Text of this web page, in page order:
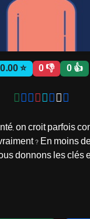
👍 0
👎 0
⭐ 0.00
on croit parfois
? En moins
donnons les clés